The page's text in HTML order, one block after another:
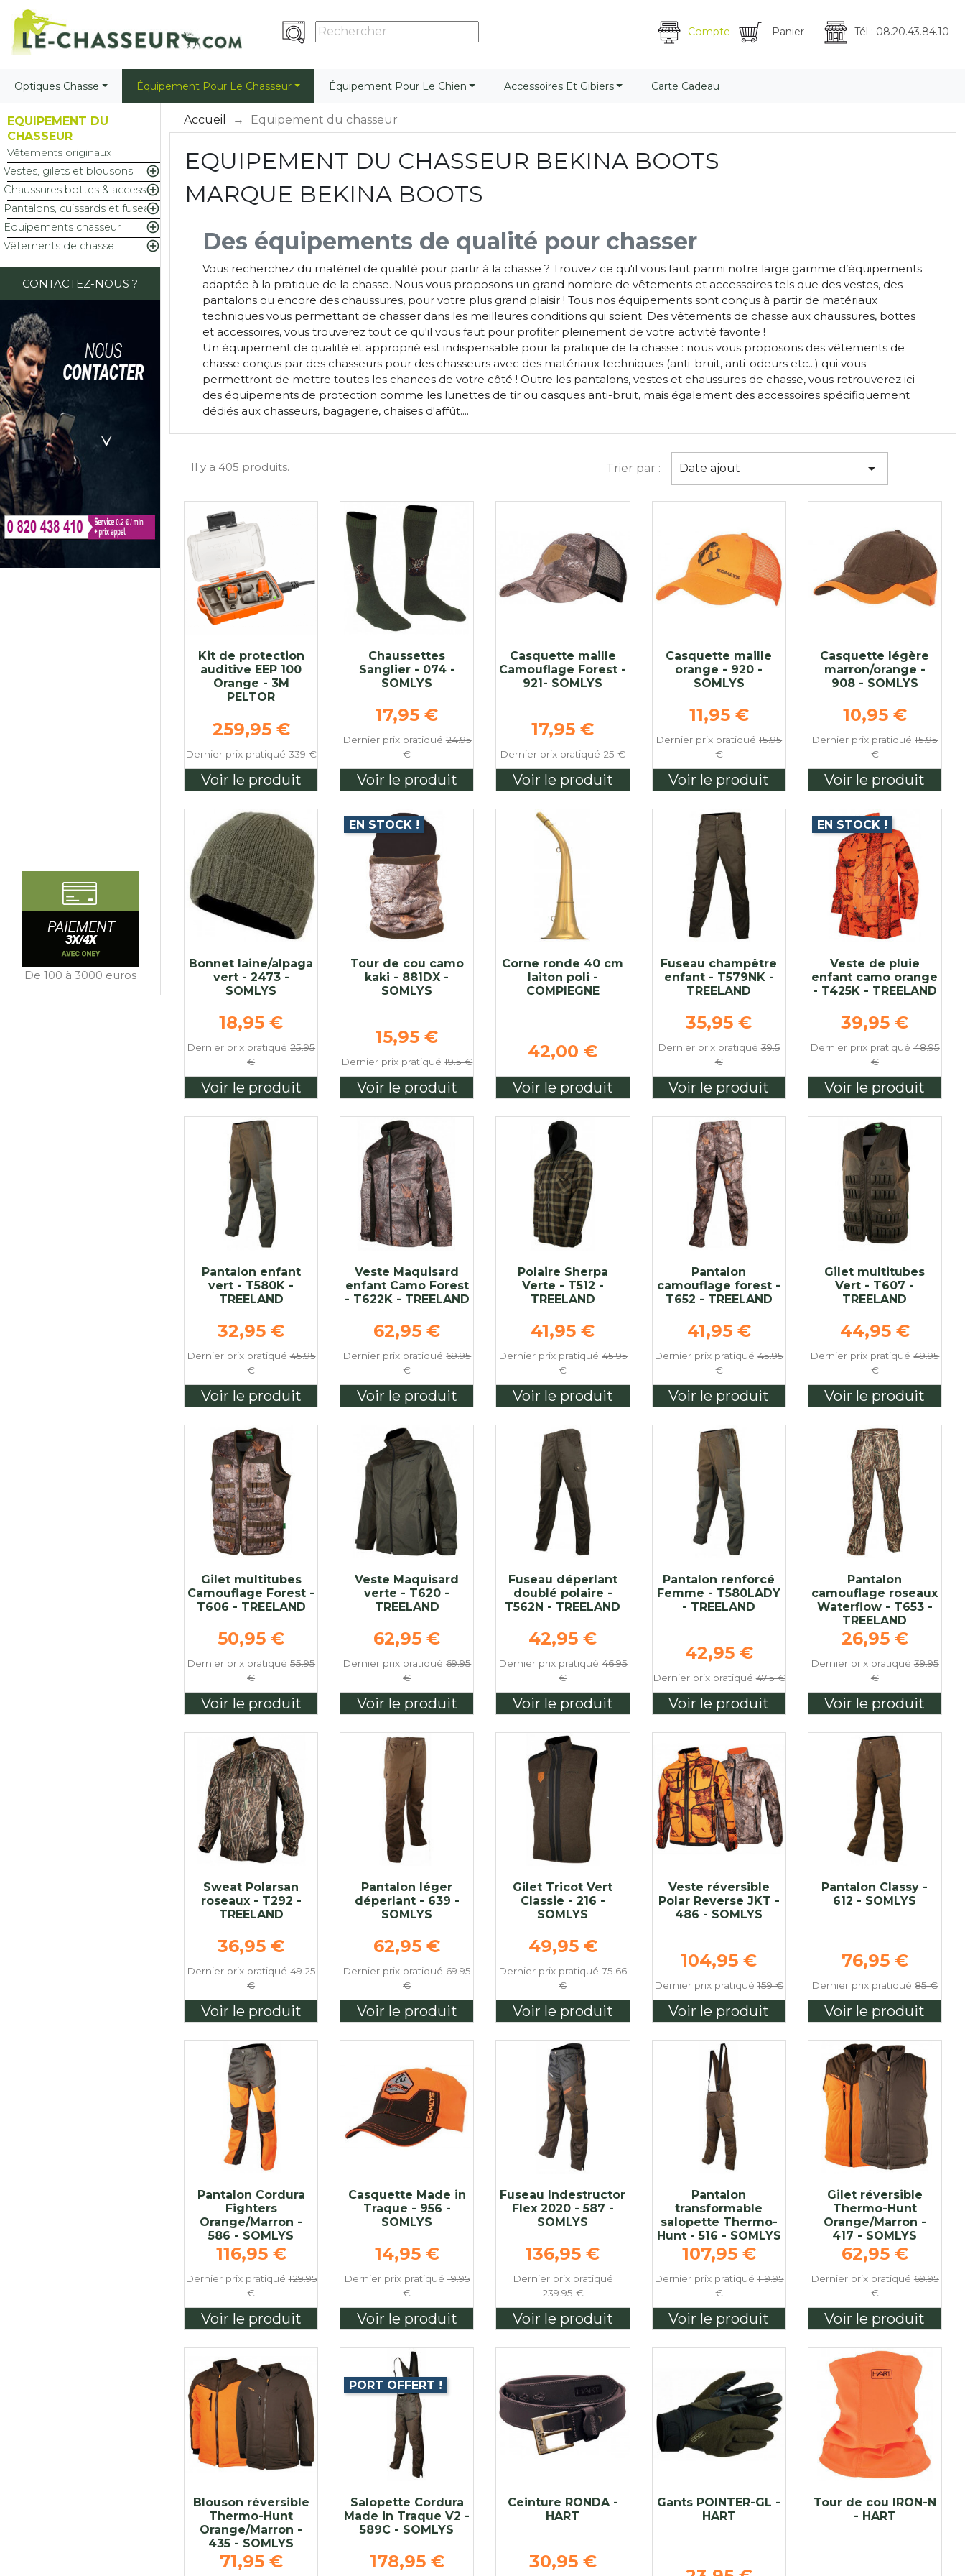
Compte Panier Tél : 08.20.43.84.10
Optiques Chasse Équipement Pour Le Chasseur Équipement Pour Le Chien Accessoires Et Gibiers Carte Cadeau
EQUIPEMENT DU
CHASSEUR
Vêtements originaux
Vestes, gilets et blousons

Chaussures bottes & accessoires

Pantalons, cuissards et fuseaux

Equipements chasseur 
Vêtements de chasse 
CONTACTEZ-NOUS ?
De 100 à 3000 euros
Accueil Equipement du chasseur
EQUIPEMENT DU CHASSEUR BEKINA BOOTS
MARQUE BEKINA BOOTS
Des équipements de qualité pour chasser
Vous recherchez du matériel de qualité pour partir à la chasse ? Trouvez ce qu'il vous faut parmi notre large gamme d’équipements
adaptée à la pratique de la chasse. Nous vous proposons un grand nombre de vêtements et accessoires tels que des vestes, des
pantalons ou encore des chaussures, pour votre plus grand plaisir ! Tous nos équipements sont conçus à partir de matériaux
techniques vous permettant de chasser dans les meilleures conditions qui soient. Des vêtements de chasse aux chaussures, bottes
et accessoires, vous trouverez tout ce qu'il vous faut pour profiter pleinement de votre activité favorite !
Un équipement de qualité et approprié est indispensable pour la pratique de la chasse : nous vous proposons des vêtements de
chasse conçus par des chasseurs pour des chasseurs avec des matériaux techniques (anti-bruit, anti-odeurs etc...) qui vous
permettront de mettre toutes les chances de votre côté ! Outre les pantalons, vestes et chaussures de chasse, vous retrouverez ici
des équipements de protection comme les lunettes de tir ou casques anti-bruit, mais également des accessoires spécifiquement
dédiés aux chasseurs, bagagerie, chaises d'affût....
Il y a 405 produits. Trier par : Date ajout 
Kit de protection
auditive EEP 100
Orange - 3M
PELTOR
Prix de base
259,95 €
Dernier prix pratiqué339 €
Voir le produit
Chaussettes
Sanglier - 074 -
SOMLYS
Prix de base
17,95 €
Dernier prix pratiqué24.95
€
Voir le produit
Casquette maille
Camouflage Forest -
921- SOMLYS
Prix de base
17,95 €
Dernier prix pratiqué25 €
Voir le produit
Casquette maille
orange - 920 -
SOMLYS
Prix de base
11,95 €
Dernier prix pratiqué15.95
€
Voir le produit
Casquette légère
marron/orange -
908 - SOMLYS
Prix de base
10,95 €
Dernier prix pratiqué15.95
€
Voir le produit
Bonnet laine/alpaga
vert - 2473 -
SOMLYS
Prix de base
18,95 €
Dernier prix pratiqué25.95
€
Voir le produit
Tour de cou camo
kaki - 881DX -
SOMLYS
Prix de base
15,95 €
Dernier prix pratiqué19.5 €
EN STOCK !
Voir le produit
Corne ronde 40 cm
laiton poli -
COMPIEGNE
42,00 €
Voir le produit
Fuseau champêtre
enfant - T579NK -
TREELAND
Prix de base
35,95 €
Dernier prix pratiqué39.5
€
Voir le produit
Veste de pluie
enfant camo orange
- T425K - TREELAND
Prix de base
39,95 €
Dernier prix pratiqué 48.95
€
EN STOCK !
Voir le produit
Pantalon enfant
vert - T580K -
TREELAND
Prix de base
32,95 €
Dernier prix pratiqué45.95
€
Voir le produit
Veste Maquisard
enfant Camo Forest
- T622K - TREELAND
Prix de base
62,95 €
Dernier prix pratiqué69.95
€
Voir le produit
Polaire Sherpa
Verte - T512 -
TREELAND
Prix de base
41,95 €
Dernier prix pratiqué 45.95
€
Voir le produit
Pantalon
camouflage forest -
T652 - TREELAND
Prix de base
41,95 €
Dernier prix pratiqué45.95
€
Voir le produit
Gilet multitubes
Vert - T607 -
TREELAND
Prix de base
44,95 €
Dernier prix pratiqué49.95
€
Voir le produit
Gilet multitubes
Camouflage Forest -
T606 - TREELAND
Prix de base
50,95 €
Dernier prix pratiqué55.95
€
Voir le produit
Veste Maquisard
verte - T620 -
TREELAND
Prix de base
62,95 €
Dernier prix pratiqué69.95
€
Voir le produit
Fuseau déperlant
doublé polaire -
T562N - TREELAND
Prix de base
42,95 €
Dernier prix pratiqué 46.95
€
Voir le produit
Pantalon renforcé
Femme - T580LADY
- TREELAND
Prix de base
42,95 €
Dernier prix pratiqué47.5 €
Voir le produit
Pantalon
camouflage roseaux
Waterflow - T653 -
TREELAND
Prix de base
26,95 €
Dernier prix pratiqué 39.95
€
Voir le produit
Sweat Polarsan
roseaux - T292 -
TREELAND
Prix de base
36,95 €
Dernier prix pratiqué49.25
€
Voir le produit
Pantalon léger
déperlant - 639 -
SOMLYS
Prix de base
62,95 €
Dernier prix pratiqué69.95
€
Voir le produit
Gilet Tricot Vert
Classie - 216 -
SOMLYS
Prix de base
49,95 €
Dernier prix pratiqué75.66
€
Voir le produit
Veste réversible
Polar Reverse JKT -
486 - SOMLYS
Prix de base
104,95 €
Dernier prix pratiqué159 €
Voir le produit
Pantalon Classy -
612 - SOMLYS
Prix de base
76,95 €
Dernier prix pratiqué85 €
Voir le produit
Pantalon Cordura
Fighters
Orange/Marron -
586 - SOMLYS
Prix de base
116,95 €
Dernier prix pratiqué129.95
€
Voir le produit
Casquette Made in
Traque - 956 -
SOMLYS
Prix de base
14,95 €
Dernier prix pratiqué19.95
€
Voir le produit
Fuseau Indestructor
Flex 2020 - 587 -
SOMLYS
Prix de base
136,95 €
Dernier prix pratiqué
239.95 €
Voir le produit
Pantalon
transformable
salopette Thermo-
Hunt - 516 - SOMLYS
Prix de base
107,95 €
Dernier prix pratiqué119.95
€
Voir le produit
Gilet réversible
Thermo-Hunt
Orange/Marron -
417 - SOMLYS
Prix de base
62,95 €
Dernier prix pratiqué 69.95
€
Voir le produit
Blouson réversible
Thermo-Hunt
Orange/Marron -
435 - SOMLYS
Prix de base
71,95 €
Salopette Cordura
Made in Traque V2 -
589C - SOMLYS
Prix de base
178,95 €
PORT OFFERT !
Ceinture RONDA -
HART
Prix de base
30,95 €
Gants POINTER-GL -
HART
Tour de cou IRON-N
- HART